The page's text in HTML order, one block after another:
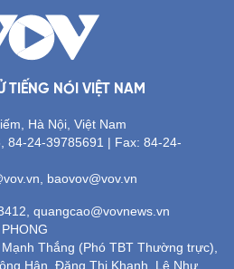
TIẾNG NÓI VIỆT NAM
Hà Nội, Việt Nam
84-24-39785691 | Fax: 84-24-
baovov@vov.vn
quangcao@vovnews.vn
Thắng (Phó TBT Thường trực),
Hân, Đặng Thị Khanh, Lê Như,